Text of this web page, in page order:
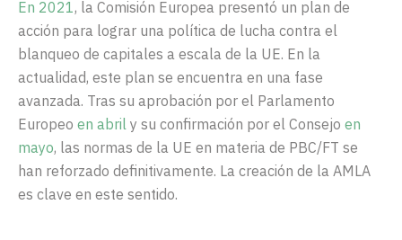
En 2021, la Comisión Europea presentó un plan de
acción para lograr una política de lucha contra el
blanqueo de capitales a escala de la UE. En la
actualidad, este plan se encuentra en una fase
avanzada. Tras su aprobación por el Parlamento
Europeo en abril y su confirmación por el Consejo en
mayo, las normas de la UE en materia de PBC/FT se
han reforzado definitivamente. La creación de la AMLA
es clave en este sentido.